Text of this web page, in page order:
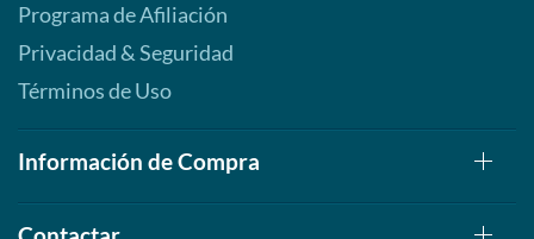
Programa de Afiliación
Privacidad & Seguridad
Términos de Uso
Información de Compra